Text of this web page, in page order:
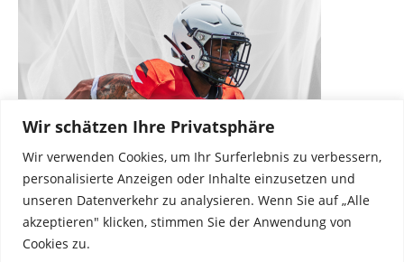
Wir schätzen Ihre Privatsphäre
Wir verwenden Cookies, um Ihr Surferlebnis zu verbessern,
personalisierte Anzeigen oder Inhalte einzusetzen und
unseren Datenverkehr zu analysieren. Wenn Sie auf „Alle
akzeptieren" klicken, stimmen Sie der Anwendung von
Cookies zu.